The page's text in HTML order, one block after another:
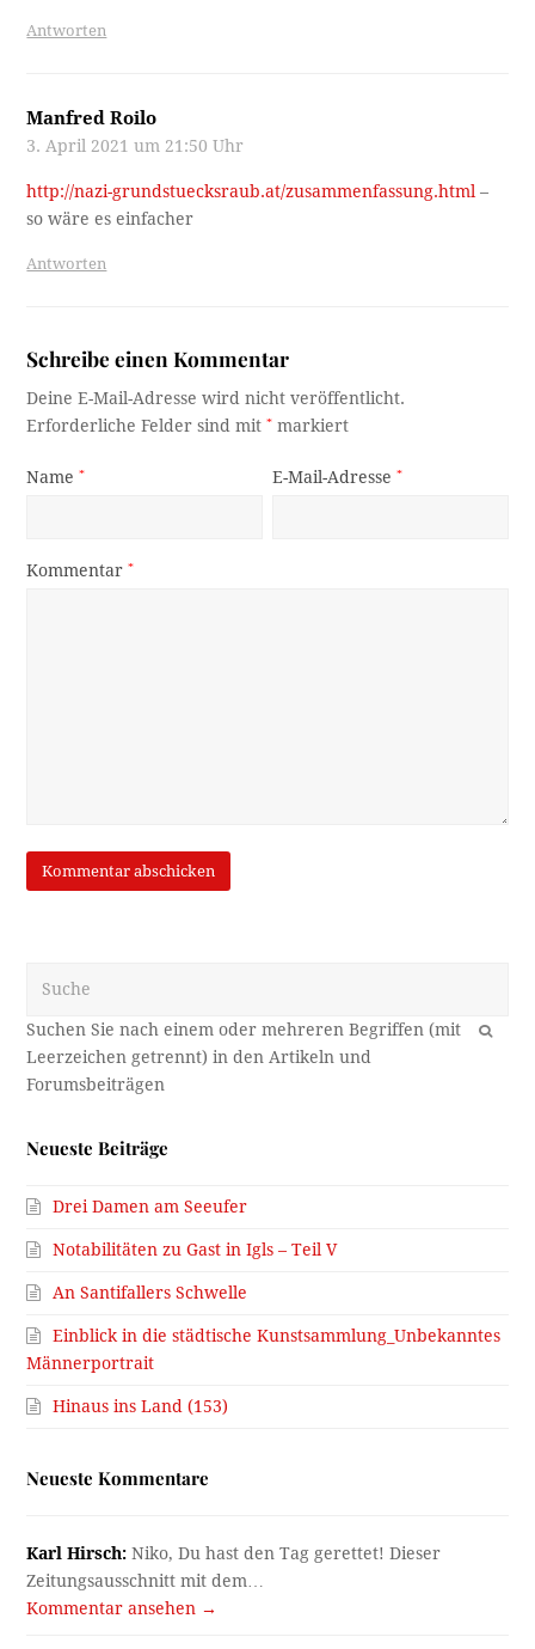
Antworten
Manfred Roilo
3. April 2021 um 21:50 Uhr
http://nazi-grundstuecksraub.at/zusammenfassung.html –
so wäre es einfacher
Antworten
Schreibe einen Kommentar
Deine E-Mail-Adresse wird nicht veröffentlicht.
Erforderliche Felder sind mit* markiert
Name* E-Mail-Adresse*
Kommentar*
OK
Neueste Beiträge
Drei Damen am Seeufer
Notabilitäten zu Gast in Igls – Teil V
An Santifallers Schwelle
Einblick in die städtische Kunstsammlung_Unbekanntes
Männerportrait
Hinaus ins Land (153)
Neueste Kommentare
Karl Hirsch: Niko, Du hast den Tag gerettet! Dieser
Zeitungsausschnitt mit dem…
Kommentar ansehen →